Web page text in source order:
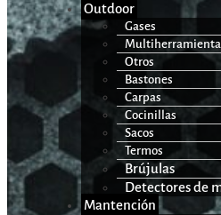
Outdoor
Gases
Otros
Bastones
Carpas
Cocinillas
Sacos
Termos
Brújulas
Detectores de
Mantención